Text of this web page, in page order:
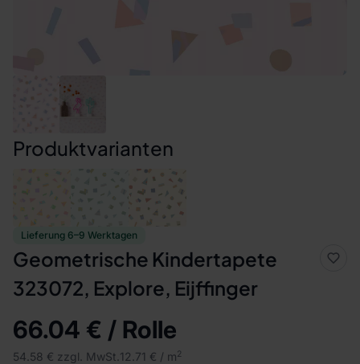
Lieferung 6–9 Werktagen
Geometrische Kindertapete
323072, Explore, Eijffinger
66.04 € / Rolle
54.58 € zzgl. MwSt. 12.71 € / m2
Produktvarianten